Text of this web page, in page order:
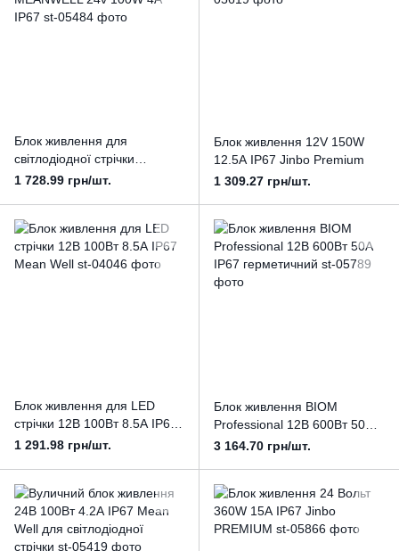
Блок живлення для
світлодіодної стрічки
MEANWELL 24v 100W 4А
1 728.99 грн/шт.
Блок живлення 12V 150W
12.5А IP67 Jinbo Premium
1 309.27 грн/шт.
Блок живлення для LED
стрічки 12В 100Вт 8.5А IP67
Mean Well
1 291.98 грн/шт.
Блок живлення BIOM
Professional 12В 600Вт 50А
ІР67 герметичний
3 164.70 грн/шт.